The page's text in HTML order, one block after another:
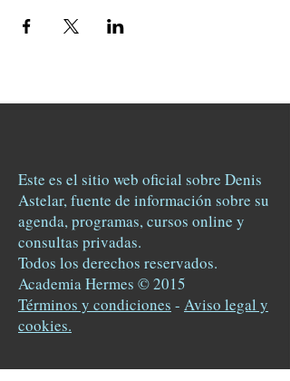
Este es el sitio web oficial sobre Denis
Astelar, fuente de información sobre su
agenda, programas, cursos online y
consultas privadas.
Todos los derechos reservados.
Academia Hermes © 2015
Términos y condiciones - Aviso legal y
cookies.